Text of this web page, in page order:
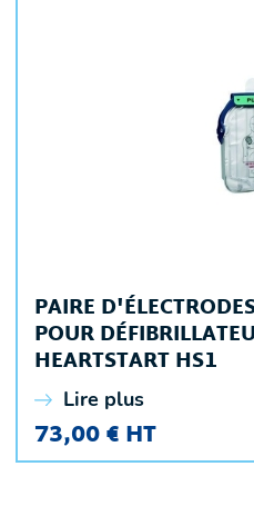
PAIRE
POUR
HEARTSTART HS1
Lire plus
73,00 € HT